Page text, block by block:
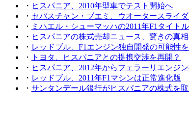
・ ヒスパニア、2010年型車でテスト開始へ
・ セバスチャン・ブエミ、ウオータースライ
・ ミハエル・シューマッハの2011年F1タイト
・ ヒスパニアの株式売却ニュース、驚きの真相
・ レッドブル、F1エンジン独自開発の可能性
・
トヨタ、ヒスパニアとの提携交渉を再開？
・ ヒスパニア、2012年からフェラーリエンジン
・ レッドブル、2011年F1マシンは正常進化版
・ サンタンデール銀行がヒスパニアの株式を取